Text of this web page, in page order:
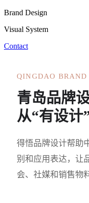
Brand Design
Visual System
Contact
QINGDAO BRAND
青岛品牌
从“有设计
得悟品牌设计帮助
别和应用表达，让
会、社媒和销售物